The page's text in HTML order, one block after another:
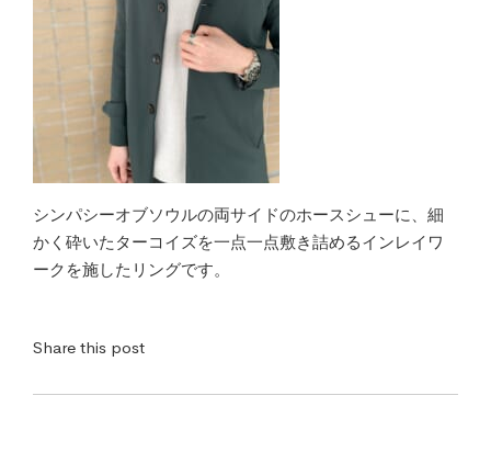
シンパシーオブソウルの両サイドのホースシューに、細
かく砕いたターコイズを一点一点敷き詰めるインレイワ
ークを施したリングです。
Share this post